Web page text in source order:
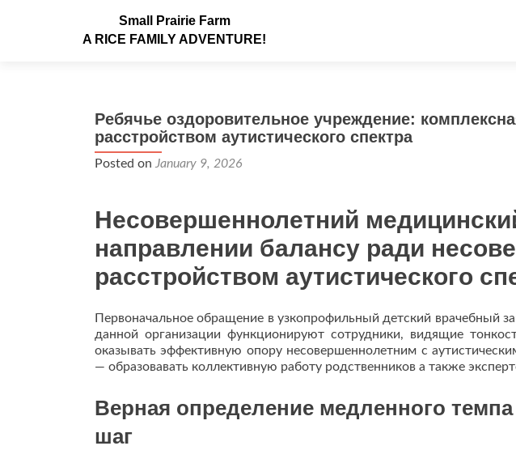
Small Prairie Farm
A RICE FAMILY ADVENTURE!
Ребячье оздоровительное учреждение:
расстройством аутистического спектра
Posted on January 9, 2026
Несовершеннолетний
направлении балансу ради
расстройством аутистического
Первоначальное обращение в узкопрофильный детский врачебный
данной организации функционируют сотрудники, видящие
оказывать эффективную опору несовершеннолетним с
— образовавать коллективную работу родственников а также
Верная определение медленного
шаг